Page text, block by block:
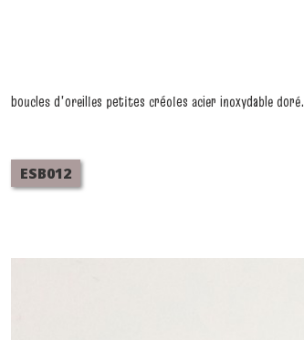
boucles d'oreilles petites créoles acier inoxydable doré.
ESB012